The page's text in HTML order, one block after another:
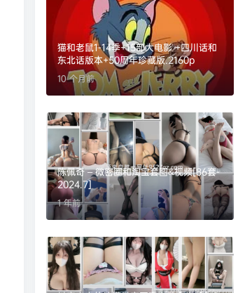
猫和老鼠1-14季+15部大电影 +四川话和
东北话版本+50周年珍藏版.2160p
10 个月前
陈佩奇 – 微密圈和淘宝套图&视频[86套-
2024.7]
1 年前